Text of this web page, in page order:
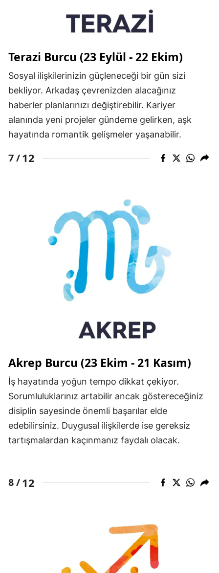
Terazi Burcu (23 Eylül - 22 Ekim)
Sosyal ilişkilerinizin güçleneceği bir gün sizi
bekliyor. Arkadaş çevrenizden alacağınız
haberler planlarınızı değiştirebilir. Kariyer
alanında yeni projeler gündeme gelirken, aşk
hayatında romantik gelişmeler yaşanabilir.
7 /12
Akrep Burcu (23 Ekim - 21 Kasım)
İş hayatında yoğun tempo dikkat çekiyor.
Sorumluluklarınız artabilir ancak göstereceğiniz
disiplin sayesinde önemli başarılar elde
edebilirsiniz. Duygusal ilişkilerde ise gereksiz
tartışmalardan kaçınmanız faydalı olacak.
8 /12